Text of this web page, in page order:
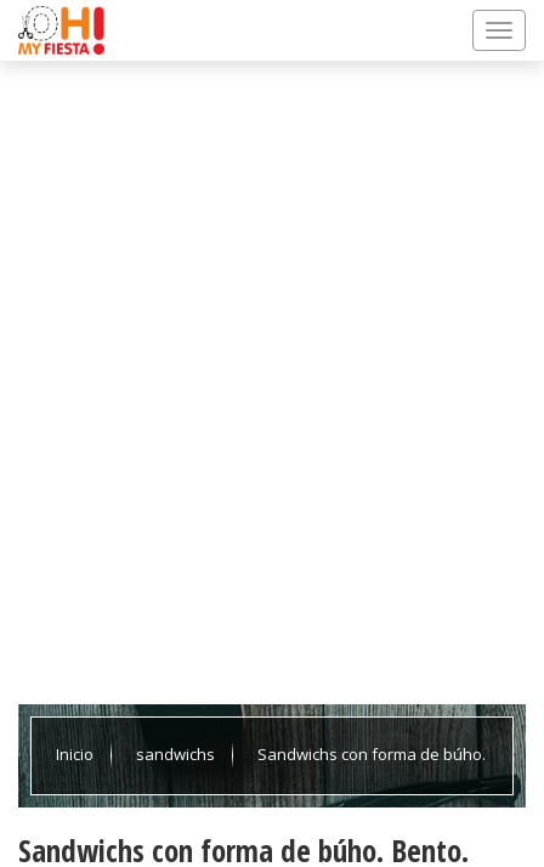
Inicio sandwichs Sandwichs con forma de búho.
Sandwichs con forma de búho. Bento.